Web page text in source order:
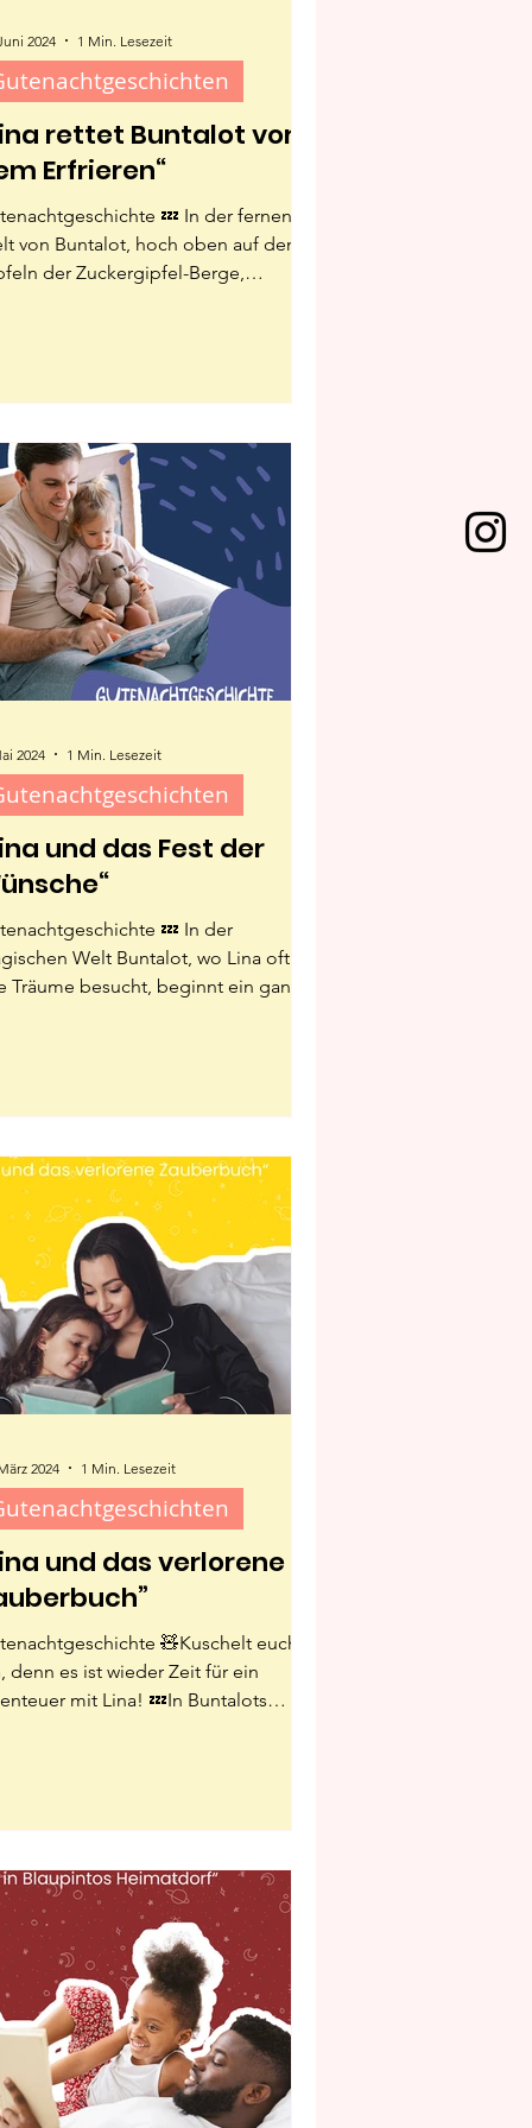
rettet Buntalot vor
Erfrieren“
💤 In der fernen
von Buntalot, hoch oben auf den
der Zuckergipfel-Berge,
2024 1 Min. Lesezeit
und das Fest der
💤 In der
Welt Buntalot, wo Lina oft
Träume besucht, beginnt ein ganz
2024 1 Min. Lesezeit
und das verlorene
🧸Kuschelt euch
denn es ist wieder Zeit für ein
mit Lina! 💤In Buntalots
2024 1 Min. Lesezeit